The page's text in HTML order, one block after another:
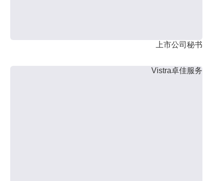
上市公司秘书
Vistra卓佳服务